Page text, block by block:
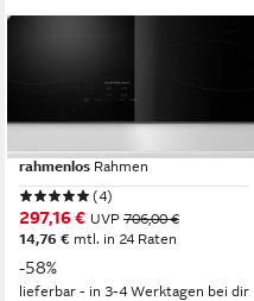
ET61RBNA1E
59,2 x 4,5 x 52,2 cm B/H/T
4 Anzahl Kochzonen
rahmenlos Rahmen
(4)
297,16 € UVP 706,00 €
14,76 € mtl. in 24 Raten
-58%
lieferbar - in 3-4 Werktagen bei dir